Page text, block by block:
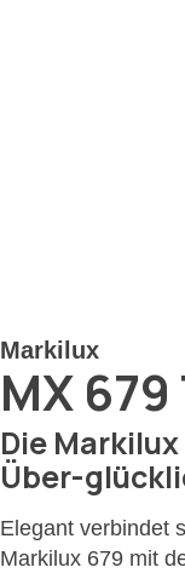
Markilux
MX
Die
Über-
Elegant verbindet
Markilux 679 mit